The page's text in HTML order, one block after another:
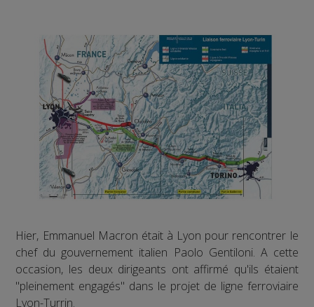
Hier, Emmanuel Macron était à Lyon pour rencontrer le
chef du gouvernement italien Paolo Gentiloni. A cette
occasion, les deux dirigeants ont affirmé qu'ils étaient
"pleinement engagés" dans le projet de ligne ferroviaire
Lyon-Turrin.